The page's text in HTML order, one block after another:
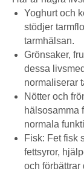
Yoghurt och
stödjer
tarmhälsan.
Grönsaker,
dessa
normaliserar
Nötter och
hälsosamma
normala
Fisk: Fet fisk
fettsyror,
och förbättrar